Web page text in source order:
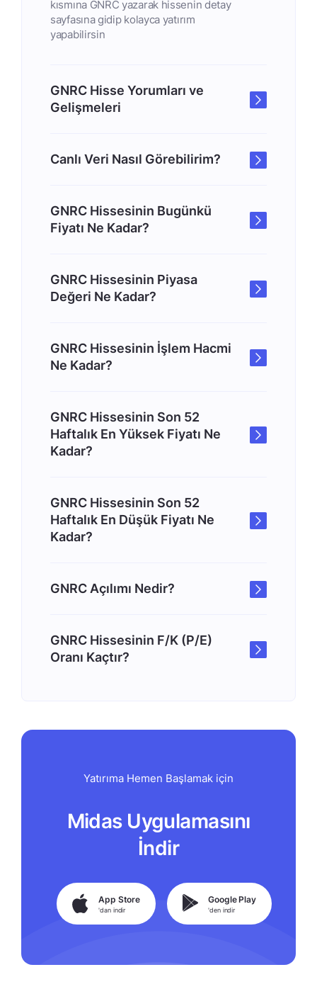
kısmına GNRC yazarak hissenin detay
sayfasına gidip kolayca yatırım
yapabilirsin
GNRC Hisse Yorumları ve
Gelişmeleri
Canlı Veri Nasıl Görebilirim?
GNRC Hissesinin Bugünkü
Fiyatı Ne Kadar?
GNRC Hissesinin Piyasa
Değeri Ne Kadar?
GNRC Hissesinin İşlem Hacmi
Ne Kadar?
GNRC Hissesinin Son 52
Haftalık En Yüksek Fiyatı Ne
Kadar?
GNRC Hissesinin Son 52
Haftalık En Düşük Fiyatı Ne
Kadar?
GNRC Açılımı Nedir?
GNRC Hissesinin F/K (P/E)
Oranı Kaçtır?
Yatırıma Hemen Başlamak için
Midas Uygulamasını
İndir
App Store
'dan indir
Google Play
'den indir